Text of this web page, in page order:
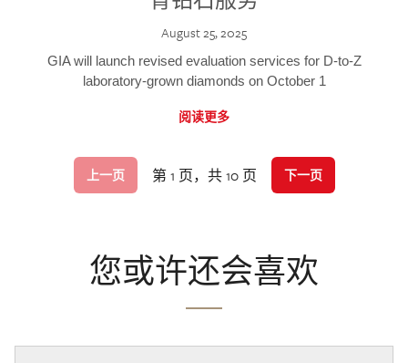
August 25, 2025
GIA will launch revised evaluation services for D-to-Z
laboratory-grown diamonds on October 1
阅读更多
上一页 第 1 页，共 10 页 下一页
您或许还会喜欢